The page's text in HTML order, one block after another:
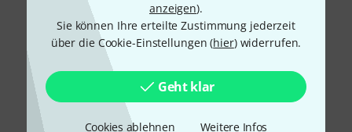
anzeigen).
Sie können Ihre erteilte Zustimmung jederzeit
über die Cookie-Einstellungen (hier) widerrufen.
Geht klar
Cookies ablehnen Weitere Infos
Alle Bewertungen lesen
Schon gewusst?
Alle Ratgeber